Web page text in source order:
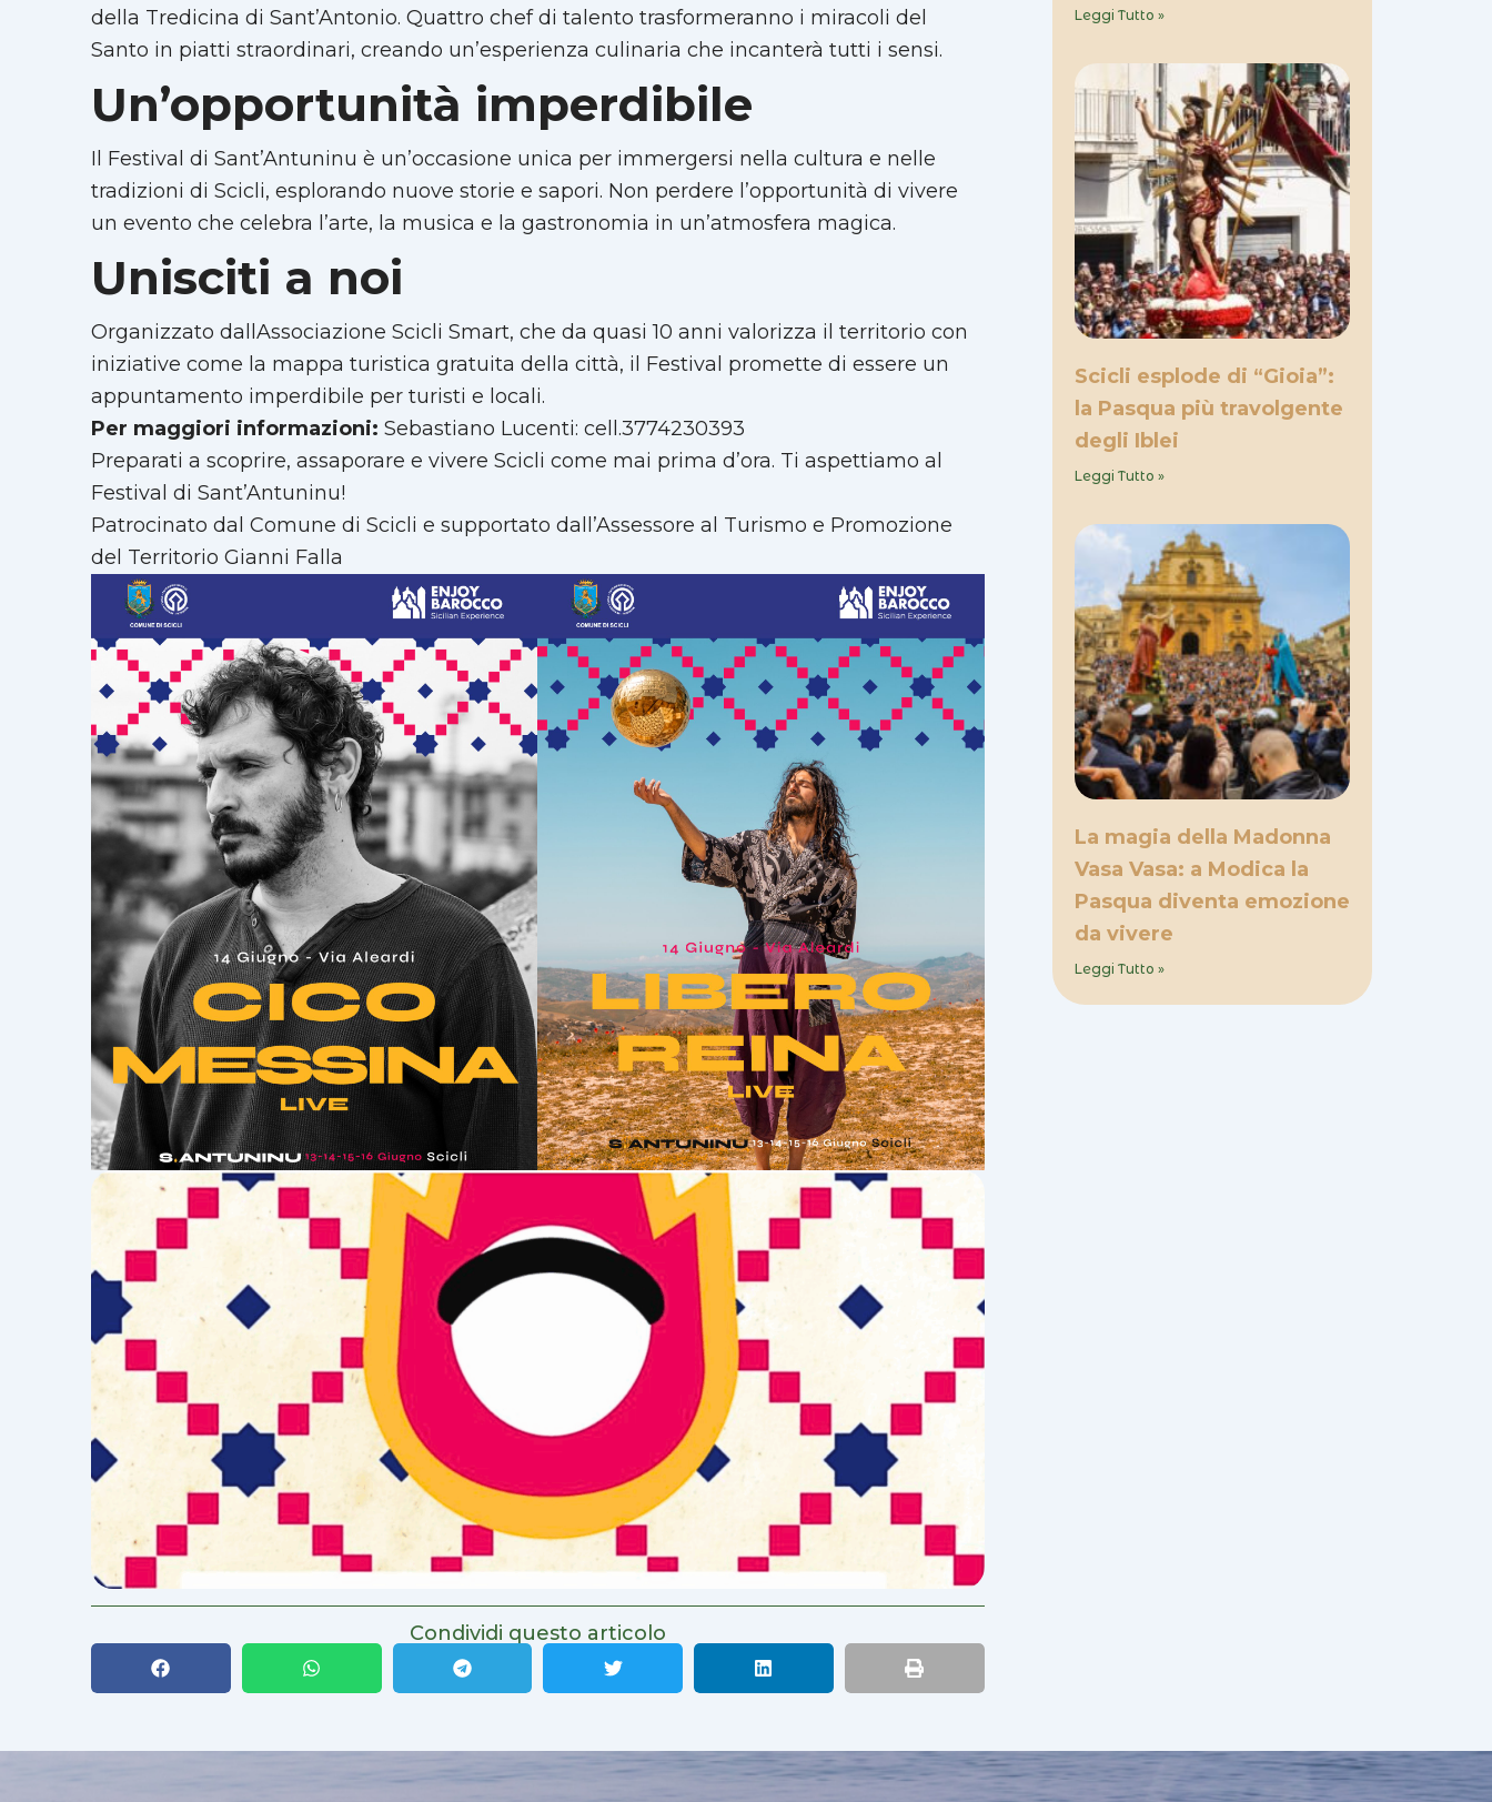
della Tredicina di Sant’Antonio. Quattro chef di talento trasformeranno i miracoli del
Santo in piatti straordinari, creando un’esperienza culinaria che incanterà tutti i sensi.
Un’opportunità imperdibile
Il Festival di Sant’Antuninu è un’occasione unica per immergersi nella cultura e nelle
tradizioni di Scicli, esplorando nuove storie e sapori. Non perdere l’opportunità di vivere
un evento che celebra l’arte, la musica e la gastronomia in un’atmosfera magica.
Unisciti a noi
Organizzato dallAssociazione Scicli Smart, che da quasi 10 anni valorizza il territorio con
iniziative come la mappa turistica gratuita della città, il Festival promette di essere un
appuntamento imperdibile per turisti e locali.
Per maggiori informazioni: Sebastiano Lucenti: cell.3774230393
Preparati a scoprire, assaporare e vivere Scicli come mai prima d’ora. Ti aspettiamo al
Festival di Sant’Antuninu!
Patrocinato dal Comune di Scicli e supportato dall’Assessore al Turismo e Promozione
del Territorio Gianni Falla
Condividi questo articolo
Leggi Tutto »
Scicli esplode di “Gioia”:
la Pasqua più travolgente
degli Iblei
Leggi Tutto »
La magia della Madonna
Vasa Vasa: a Modica la
Pasqua diventa emozione
da vivere
Leggi Tutto »